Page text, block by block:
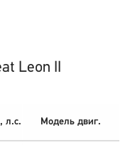
Leon II
л.с. Модель двиг.